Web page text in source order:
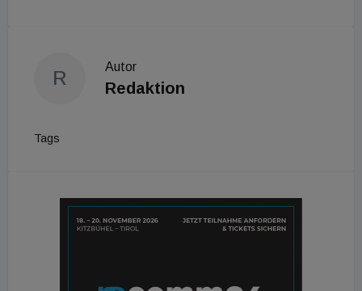
R
Autor
Redaktion
Tags